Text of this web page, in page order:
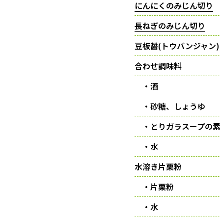
にんにくのみじん切り
長ねぎのみじん切り
豆板醤(トウバンジャン)
合わせ調味料
・酒
・砂糖、しょうゆ
・とりガラスープの素
・水
水溶き片栗粉
・片栗粉
・水